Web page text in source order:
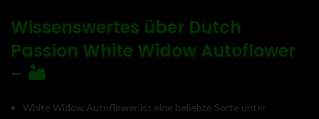
Wissenswertes über Dutch
Passion White Widow Autoflower
– 🏜️
White Widow Autoflower ist eine beliebte Sorte unter